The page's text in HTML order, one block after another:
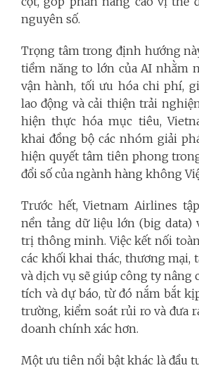
nguyên số.
Trọng tâm trong định hướng
tiềm năng to lớn của AI nhằm
vận hành, tối ưu hóa chi phí,
lao động và cải thiện trải
hiện thực hóa mục tiêu,
khai đồng bộ các nhóm giải
hiện quyết tâm tiên phong
đổi số của ngành hàng không
Trước hết, Vietnam Airlines
nền tảng dữ liệu lớn (big data)
trị thông minh. Việc kết nối
các khối khai thác, thương mại,
và dịch vụ sẽ giúp công ty nâng
tích và dự báo, từ đó nắm bắt
trường, kiểm soát rủi ro và đưa
doanh chính xác hơn.
Một ưu tiên nổi bật khác là đầu